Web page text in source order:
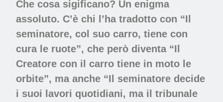
Che cosa sigificano? Un enigma
assoluto. C’è chi l’ha tradotto con “Il
seminatore, col suo carro, tiene con
cura le ruote”, che però diventa “Il
Creatore con il carro tiene in moto le
orbite”, ma anche “Il seminatore decide
i suoi lavori quotidiani, ma il tribunale